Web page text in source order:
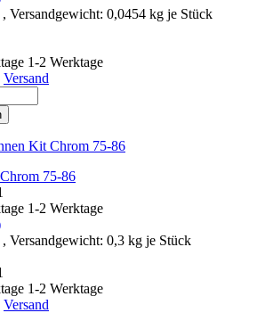
Versandgewicht: 0,0454 kg je Stück
1-2 Werktage
Versand
75-86
1-2 Werktage
Versandgewicht: 0,3 kg je Stück
1-2 Werktage
Versand